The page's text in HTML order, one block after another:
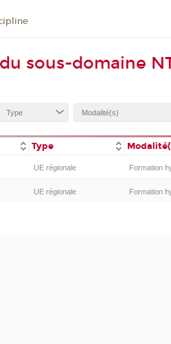
sous-domaine
Type
UE régionale Formation
UE régionale Formation